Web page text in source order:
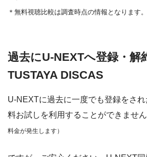
＊無料視聴比較は調査時点の情報となります。
過去にU-NEXTへ登録・解
TUSTAYA DISCAS
U-NEXTに過去に一度でも登録をさ
料お試しを利用することができません
料金が発生します）